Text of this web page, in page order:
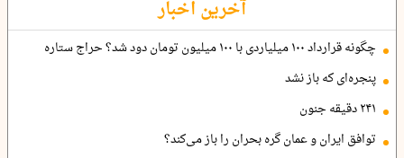
آخرین اخبار
چگونه قرارداد ۱۰۰ میلیاردی با ۱۰۰ میلیون تومان دود شد؟ حراج ستاره
پنجره‌ای که باز نشد
۲۴۱ دقیقه جنون
توافق ایران و عمان گره بحران را باز می‌کند؟